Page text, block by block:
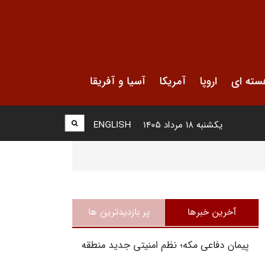
ای اروپا آمریکا آسیا و آفریقا
ENGLISH یکشنبه ۱۸ مرداد ۱۴۰۵
آخرین خبرها پر بازدیدترین ها
پیمان دفاعی مکه؛ نظم امنیتی جدید منطقه